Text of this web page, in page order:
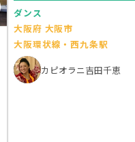
ダンス
大阪府 大阪市
大阪環状線・西九条駅
カピオラニ吉田千恵